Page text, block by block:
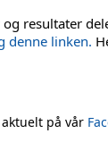
resultater
denne linken.
på vår